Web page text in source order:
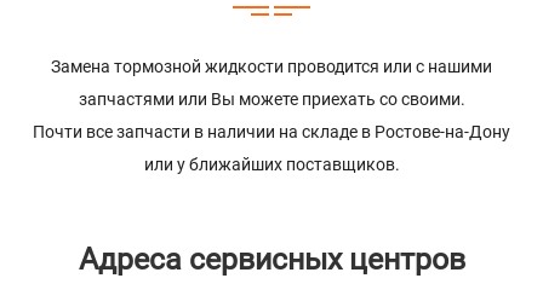
Замена тормозной жидкости проводится или с нашими
запчастями или Вы можете приехать со своими.
Почти все запчасти в наличии на складе в Ростове-на-Дону
или у ближайших поставщиков.
Адреса сервисных центров